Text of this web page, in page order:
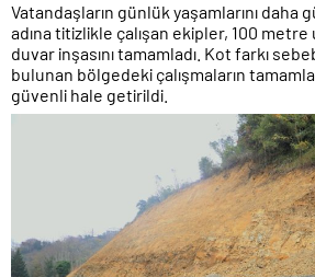
Vatandaşların günlük yaşamlarını daha
adına titizlikle çalışan ekipler, 100
duvar inşasını tamamladı. Kot farkı
bulunan bölgedeki çalışmaların
güvenli hale getirildi.